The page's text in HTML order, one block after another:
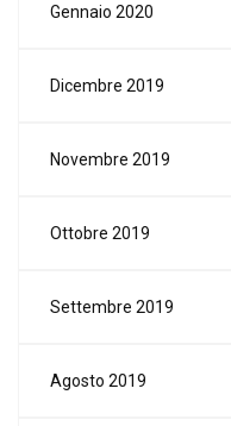
Gennaio 2020
Dicembre 2019
Novembre 2019
Ottobre 2019
Settembre 2019
Agosto 2019